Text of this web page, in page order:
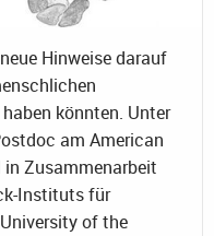
Hinweise darauf
könnten. Unter
am American
Zusammenarbeit
Instituts für
of the